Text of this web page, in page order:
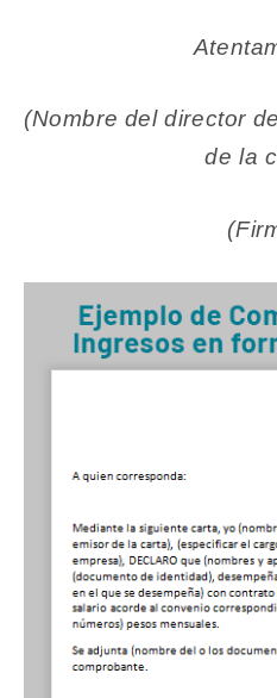
(Nombre del director
de la